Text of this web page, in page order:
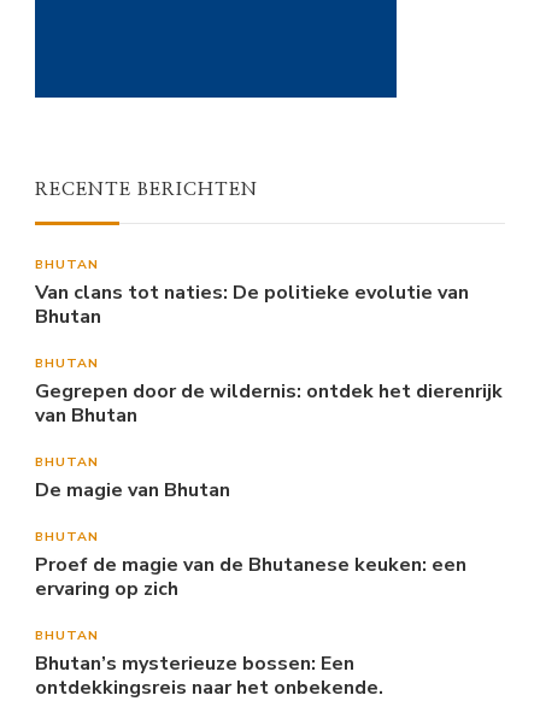
RECENTE BERICHTEN
BHUTAN
Van clans tot naties: De politieke evolutie van
Bhutan
BHUTAN
Gegrepen door de wildernis: ontdek het dierenrijk
van Bhutan
BHUTAN
De magie van Bhutan
BHUTAN
Proef de magie van de Bhutanese keuken: een
ervaring op zich
BHUTAN
Bhutan’s mysterieuze bossen: Een
ontdekkingsreis naar het onbekende.